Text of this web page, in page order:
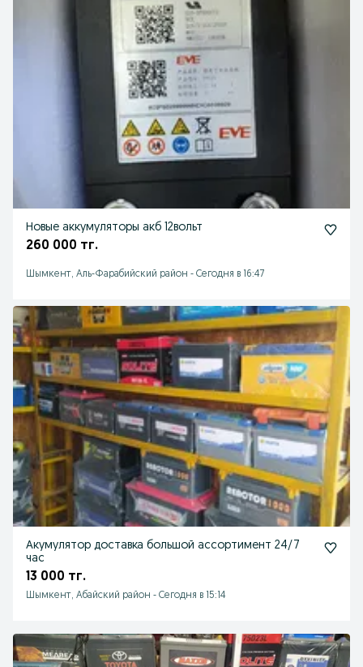
Новые аккумуляторы акб 12вольт
260 000 тг.
Шымкент, Аль-Фарабийский район - Сегодня в 16:47
Акумулятор доставка большой ассортимент 24/7
час
13 000 тг.
Шымкент, Абайский район - Сегодня в 15:14